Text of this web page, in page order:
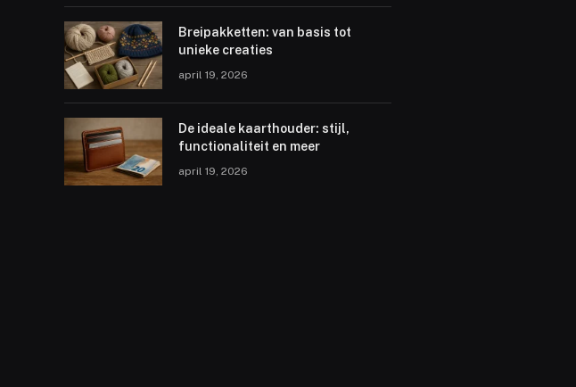
Breipakketten: van basis tot
unieke creaties
april 19, 2026
De ideale kaarthouder: stijl,
functionaliteit en meer
april 19, 2026